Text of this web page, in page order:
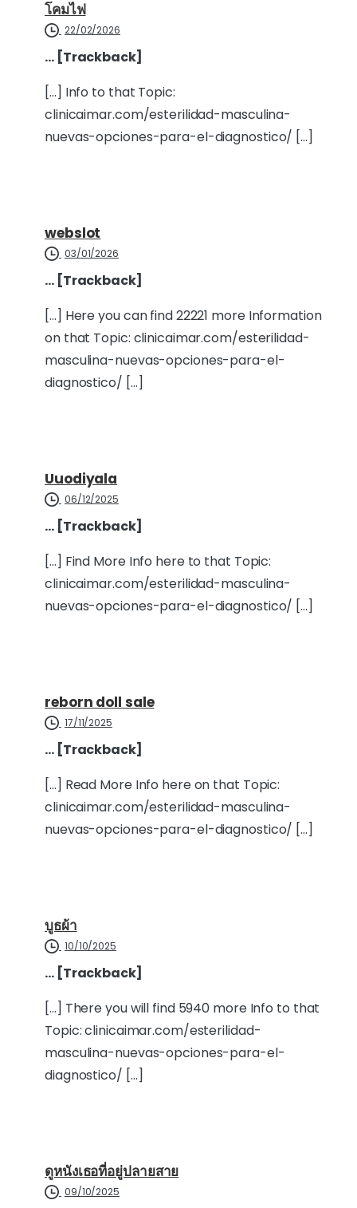
โคมไฟ
22/02/2026
… [Trackback]
[…] Info to that Topic:
clinicaimar.com/esterilidad-masculina-
nuevas-opciones-para-el-diagnostico/ […]
webslot
03/01/2026
… [Trackback]
[…] Here you can find 22221 more Information
on that Topic: clinicaimar.com/esterilidad-
masculina-nuevas-opciones-para-el-
diagnostico/ […]
Uuodiyala
06/12/2025
… [Trackback]
[…] Find More Info here to that Topic:
clinicaimar.com/esterilidad-masculina-
nuevas-opciones-para-el-diagnostico/ […]
reborn doll sale
17/11/2025
… [Trackback]
[…] Read More Info here on that Topic:
clinicaimar.com/esterilidad-masculina-
nuevas-opciones-para-el-diagnostico/ […]
บูธผ้า
10/10/2025
… [Trackback]
[…] There you will find 5940 more Info to that
Topic: clinicaimar.com/esterilidad-
masculina-nuevas-opciones-para-el-
diagnostico/ […]
ดูหนังเธอที่อยู่ปลายสาย
09/10/2025